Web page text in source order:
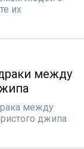
их
между
между
джипа